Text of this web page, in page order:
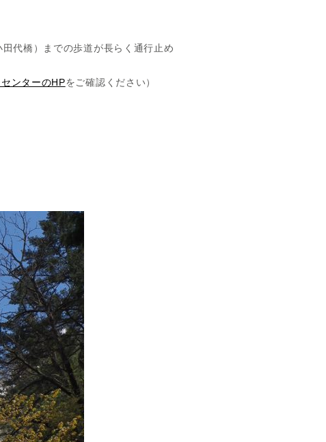
代橋）までの歩道が長らく通行止め
ンターのHPをご確認ください）